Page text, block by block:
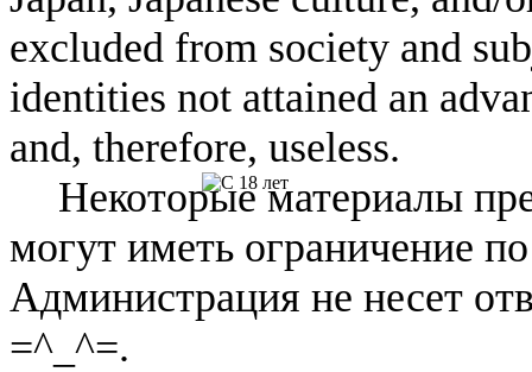
excluded from society and
identities not attained an
and, therefore, useless.
Некоторые материалы
могут иметь ограничение
Администрация не несет
=^_^=.